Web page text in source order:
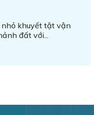
nhỏ khuyết tật vận
đất với...